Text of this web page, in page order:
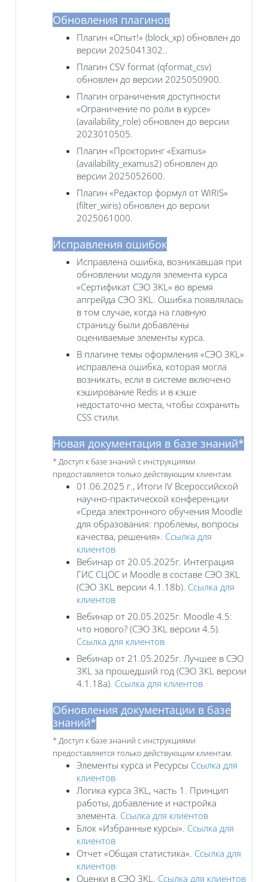
Обновления плагинов
Плагин «Опыт!» (block_xp) обновлен до
версии 2025041302..
Плагин CSV format (qformat_csv)
обновлен до версии 2025050900.
Плагин ограничения доступности
«Ограничение по роли в курсе»
(availability_role) обновлен до версии
2023010505.
Плагин «Прокторинг «Examus»
(availability_examus2) обновлен до
версии 2025052600.
Плагин «Редактор формул от WIRIS»
(filter_wiris) обновлен до версии
2025061000.
Исправления ошибок
Исправлена ошибка, возникавшая при
обновлении модуля элемента курса
«Сертификат СЭО 3KL‎» во время
апгрейда СЭО 3KL. Ошибка появлялась
в том случае, когда на главную
страницу были добавлены
оцениваемые элементы курса.
В плагине темы оформления «СЭО 3KL»
исправлена ошибка, которая могла
возникать, если в системе включено
кэширование Redis и в кэше
недостаточно места, чтобы сохранить
CSS стили.
Новая документация в базе знаний*
* Доступ к базе знаний с инструкциями
предоставляется только действующим клиентам.
01.06.2025 г., Итоги IV Всероссийской
научно-практической конференции
«Среда электронного обучения Moodle
для образования: проблемы, вопросы
качества, решения». Ссылка для
клиентов
Вебинар от 20.05.2025г. Интеграция
ГИС СЦОС и Moodle в составе СЭО 3KL
(СЭО 3KL версии 4.1.18b). Ссылка для
клиентов
Вебинар от 20.05.2025г. Moodle 4.5:
что нового? (СЭО 3KL версии 4.5).
Ссылка для клиентов
Вебинар от 21.05.2025г. Лучшее в СЭО
3KL за прошедший год (СЭО 3КL версии
4.1.18a). Ссылка для клиентов
Обновления документации в базе
знаний*
* Доступ к базе знаний с инструкциями
предоставляется только действующим клиентам.
Элементы курса и Ресурсы Ссылка для
клиентов
Логика курса 3KL, часть 1. Принцип
работы, добавление и настройка
элемента. Ссылка для клиентов
Блок «Избранные курсы». Ссылка для
клиентов
Отчет «Общая статистика». Ссылка для
клиентов
Оценки в СЭО 3KL. Ссылка для клиентов